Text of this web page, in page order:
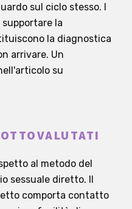
sul ciclo stesso. I
la
la diagnostica
arrivare. Un
su
al metodo del
sessuale diretto. Il
comporta contatto